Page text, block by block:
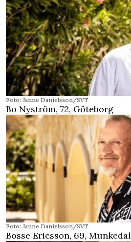
Foto: Janne Danielsson/SVT
Bo Nyström, 72, Göteborg
Foto: Janne Danielsson/SVT
Bosse Ericsson, 69, Munkedal